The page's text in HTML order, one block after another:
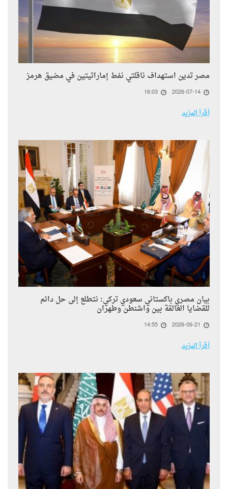
مصر تدين استهداف ناقلتي نفط إماراتيتين في مضيق هرمز
2026-07-14
16:03
أقرأ المزيد
بيان مصري باكستاني سعودي تركي: نتطلع إلى حل دائم
للقضايا العالقة بين واشنطن وطهران
2026-06-21
14:55
أقرأ المزيد